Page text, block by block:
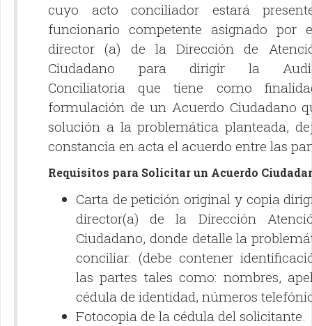
cuyo acto conciliador estará
funcionario competente asignado por
director (a) de la Dirección de
Ciudadano para dirigir la
Conciliatoria que tiene como
formulación de un Acuerdo Ciudadano
solución a la problemática planteada,
constancia en acta el acuerdo entre las
Requisitos para Solicitar un Acuerdo
Carta de petición original y copia
director(a) de la Dirección
Ciudadano, donde detalle la
conciliar. (debe contener
las partes tales como: nombres,
cédula de identidad, números
Fotocopia de la cédula del solicitante.